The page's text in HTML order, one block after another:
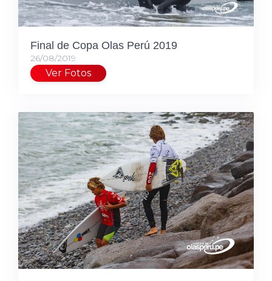
Final de Copa Olas Perú 2019
26/08/2019
Ver Fotos